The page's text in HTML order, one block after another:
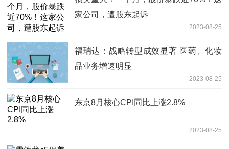
家公司，遭股东起诉
2023-08-25
福瑞达：战略转型成效显著 医药、化妆
品业务增速明显
2023-08-25
东京8月核心CPI同比上涨2.8%
2023-08-25